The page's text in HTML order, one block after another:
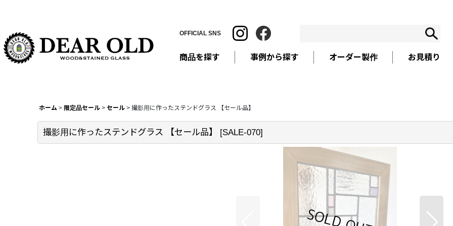
商品を探す 事例から探す オーダー製作 お見積り
OFFICIAL SNS
ホーム > 限定品セール > セール > 撮影用に作ったステンドグラス 【セール品】
撮影用に作ったステンドグラス 【セール品】 [SALE-070]